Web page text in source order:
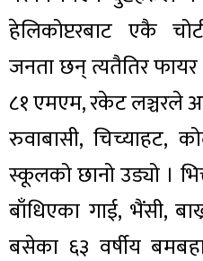
हेलिकोप्टरबाट एकै
जनता छन् त्यतैतिर फायर
८१ एमएम, रकेट लञ्चरले
रुवाबासी, चिच्याहट,
स्कूलको छानो उड्यो ।
बाँधिएका गाई, भैंसी,
बसेका ६३ वर्षीय